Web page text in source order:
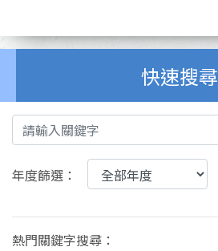
快速搜尋
年度篩選：
熱門關鍵字搜尋：